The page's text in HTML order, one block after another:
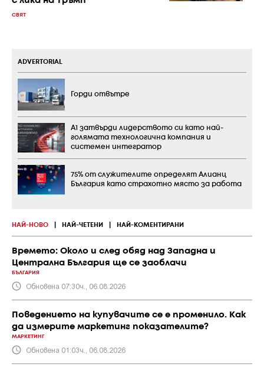
СВЯТ
НАЙ-НОВО НАЙ-ЧЕТЕНИ НАЙ-КОМЕНТИРАНИ
Времето: Около и след обяд над Западна и
Централна България ще се заоблачи
БЪЛГАРИЯ
Обновена 07:30ч., 06.08.2026
Поведението на купувачите се е променило. Как
да измерите маркетинг показателите?
МАРКЕТИНГ
Обновена 01:03ч., 06.08.2026
ADVERTORIAL
Горди отвътре
А1 затвърди лидерството си като най-
голямата технологична компания и
системен интегратор
75% от служителите определят Алианц
България като страхотно място за работа